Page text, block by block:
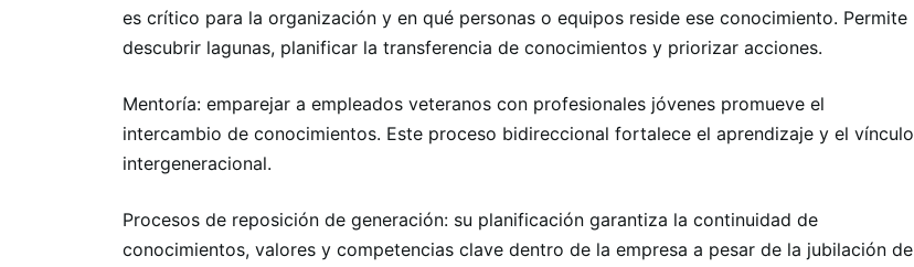
es crítico para la organización y en qué personas o equipos reside ese conocimiento. Permite
descubrir lagunas, planificar la transferencia de conocimientos y priorizar acciones.
Mentoría: emparejar a empleados veteranos con profesionales jóvenes promueve el
intercambio de conocimientos. Este proceso bidireccional fortalece el aprendizaje y el vínculo
intergeneracional.
Procesos de reposición de generación: su planificación garantiza la continuidad de
conocimientos, valores y competencias clave dentro de la empresa a pesar de la jubilación de